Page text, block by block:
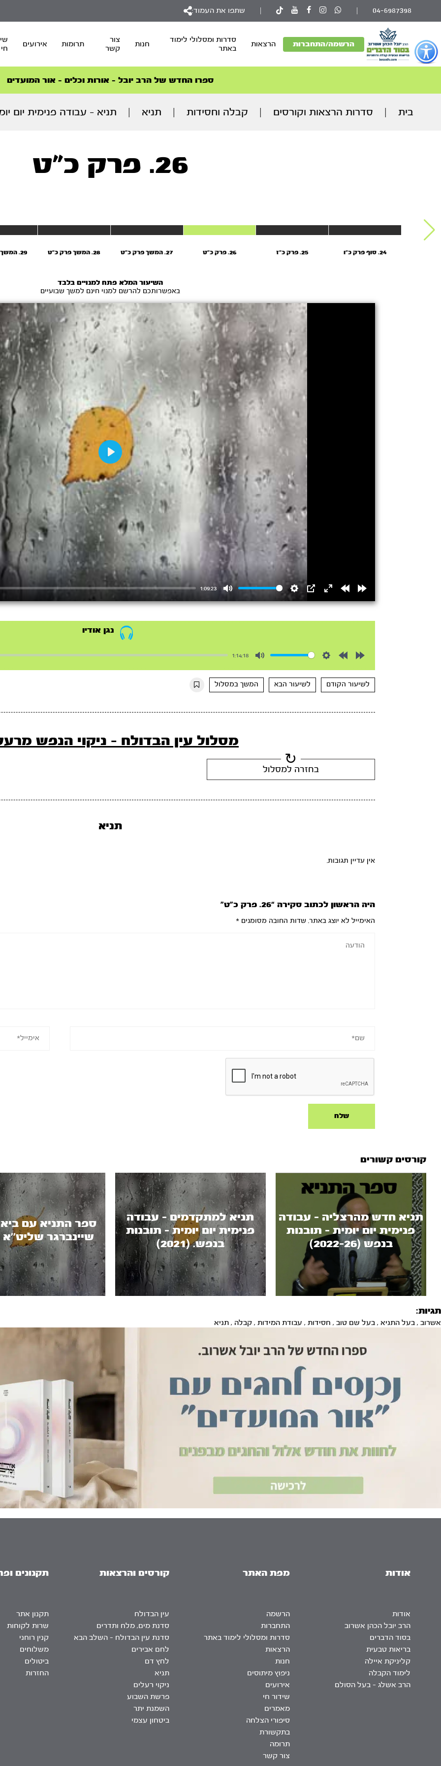
כפתור
לפתיחת
תפריט
נגישות
04-6987398 שתפו את העמוד:
הרשמה/התחברות הרצאות
סדרות ומסלולי לימוד
באתר
חנות
צור
קשר
תרומות אירועים
חי
סדרות הפודקאסטים
הסדרה המובילה החודש – דרך המלך
ספרו החדש של הרב יובל – אורות וכלים – אור המועדים
הצטרפו למהפכת הבריאות הטבעית >
סדרות הפודקאסטים
הסדרה המובילה החודש – דרך המלך
בית סדרות הרצאות וקורסים קבלה וחסידות תניא תניא – עבודה פנימית יום
26. פרק כ"ט
24. סוף פרק כ"ו 25. פרק כ"ז 26. פרק כ"ט 27. המשך פרק כ"ט 28. המשך פרק כ"ט 29. המשך פרק כ"ט
השיעור המלא פתח למנויים בלבד
באפשרותכם להרשם למנוי חינם למשך שבועיים
1:09:23
Settings
Play
נגן אודיו
1:14:18
10s
10s
לשיעור הקודם
לשיעור הבא המשך במסלול
מסלול עין הבדולח - ניקוי הנפש
בחזרה למסלול
תניא
אין עדיין תגובות.
היה הראשון לכתוב סקירה “26. פרק כ”ט”
האימייל לא יוצג באתר. שדות החובה מסומנים*
קורסים קשורים
תניא חדש מהרצליה - עבודה
פנימית יום יומית - תובנות
בנפש (2022-26)
תניא למתקדמים - עבודה
פנימית יום יומית - תובנות
בנפש. (2021)
ספר התניא עם
שיינברגר שליט’’א
תגיות:
אשרוב , בעל התניא , בעל שם טוב , חסידות , עבודת המידות , קבלה , תניא
אודות
אודות
הרב יובל הכהן אשרוב
בסוד הדברים
בריאות טבעית
קליניקת איילה
לימוד הקבלה
הרב אשלג – בעל הסולם
מפת האתר
הרשמה
התחברות
סדרות ומסלולי לימוד באתר
הרצאות
חנות
ניפוץ מיתוסים
אירועים
שידור חי
מאמרים
סיפורי הצלחה
בתקשורת
תרומה
צור קשר
קורסים והרצאות
עין הבדולח
סדנת מים, מלח ותדרים
סדנת עין הבדולח – השלב הבא
לחם אבירים
לחץ דם
תניא
ניקוי רעלים
פרשת השבוע
השמנת יתר
ביטחון עצמי
תקנונים
תקנון אתר
שרות לקוחות
קנין רוחני
משלוחים
ביטולים
החזרות